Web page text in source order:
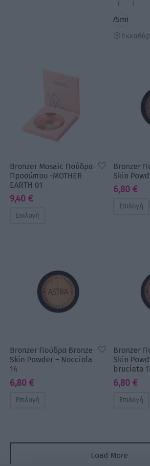
75ml
Bronzer Mosaic Πούδρα
Προσώπου -MOTHER
EARTH 01
9,40 €
Επιλογή
Bronzer
Skin
6,80 €
Επιλογή
Bronzer Πούδρα Bronze
Skin Powder – Nocciola
14
6,80 €
Επιλογή
Bronzer
Skin
bruciata
6,80 €
Επιλογή
Load More